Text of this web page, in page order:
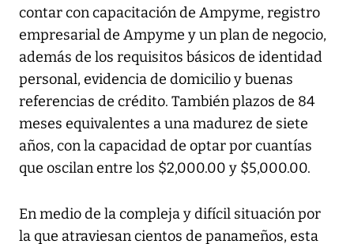
contar con capacitación de Ampyme, registro
empresarial de Ampyme y un plan de negocio,
además de los requisitos básicos de identidad
personal, evidencia de domicilio y buenas
referencias de crédito. También plazos de 84
meses equivalentes a una madurez de siete
años, con la capacidad de optar por cuantías
que oscilan entre los $2,000.00 y $5,000.00.
En medio de la compleja y difícil situación por
la que atraviesan cientos de panameños, esta